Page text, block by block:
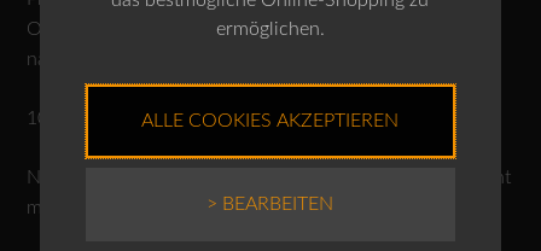
OSKA. 100% Naturfasern, Naturfasern sind
nachwachsende Rohstoffe.
100% Schurwolle
Nicht waschen, nicht bleichen, Trocknen im Tumbler nicht
möglich, nicht heiss bügeln, reinigen.
ermöglichen.
ALLE COOKIES AKZEPTIEREN
> BEARBEITEN